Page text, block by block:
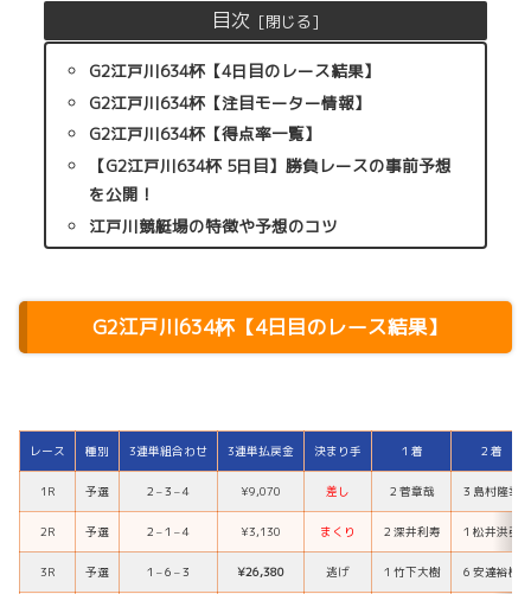
目次
G2江戸川634杯【4日目のレース結果】
G2江戸川634杯【注目モーター情報】
G2江戸川634杯【得点率一覧】
【G2江戸川634杯 5日目】勝負レースの事前予想
を公開！
江戸川競艇場の特徴や予想のコツ
G2江戸川634杯【4日目のレース結果】
レース 種別 3連単組合わせ 3連単払戻金 決まり手 １着 ２着
1R 予選 ２ –３ –４ ¥9,070 差し ２ 菅章哉 ３ 島村隆幸
2R 予選 ２ –１ –４ ¥3,130 まくり ２ 深井利寿 １ 松井洪弥
3R 予選 １ –６ –３ ¥26,380 逃げ １ 竹下大樹 ６ 安達裕樹